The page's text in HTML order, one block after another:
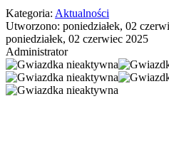
Kategoria: Aktualności
Utworzono: poniedziałek, 02
poniedziałek, 02 czerwiec 2025
Administrator